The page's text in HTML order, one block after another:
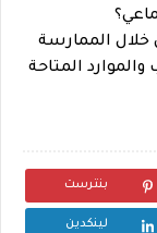
خلال الممارسة
المتاحة
بنترست
لينكدين